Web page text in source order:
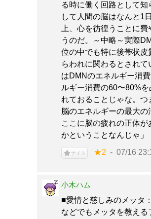
る時に働く回路として知
して人間の脳はなんと1
上、心を彷徨うことに
うのだ。～中略～実際
位の中でも特に後帯状皮
らわれに関わるとされて
はDMNのエネルギー消
ルギー消費の60〜80%
れておることじゃな。
脳のエネルギーの最大の
ここに脳の疲れの正体が
かということなんじゃ」
ナイス ★2 07/16
小木ハム
■愛情と慈しみのメッタ
などでもメッタを教える